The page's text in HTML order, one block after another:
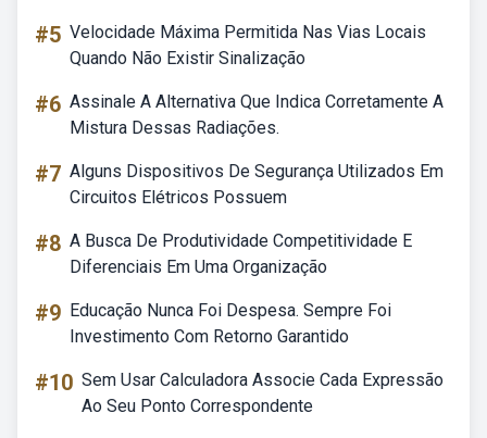
#5 Velocidade Máxima Permitida Nas Vias Locais
Quando Não Existir Sinalização
#6 Assinale A Alternativa Que Indica Corretamente A
Mistura Dessas Radiações.
#7 Alguns Dispositivos De Segurança Utilizados Em
Circuitos Elétricos Possuem
#8 A Busca De Produtividade Competitividade E
Diferenciais Em Uma Organização
#9 Educação Nunca Foi Despesa. Sempre Foi
Investimento Com Retorno Garantido
#10 Sem Usar Calculadora Associe Cada Expressão
Ao Seu Ponto Correspondente